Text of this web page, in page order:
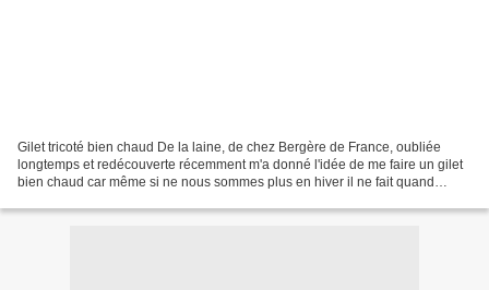
Gilet tricoté bien chaud De la laine, de chez Bergère de France, oubliée
longtemps et redécouverte récemment m'a donné l'idée de me faire un gilet
bien chaud car même si ne nous sommes plus en hiver il ne fait quand